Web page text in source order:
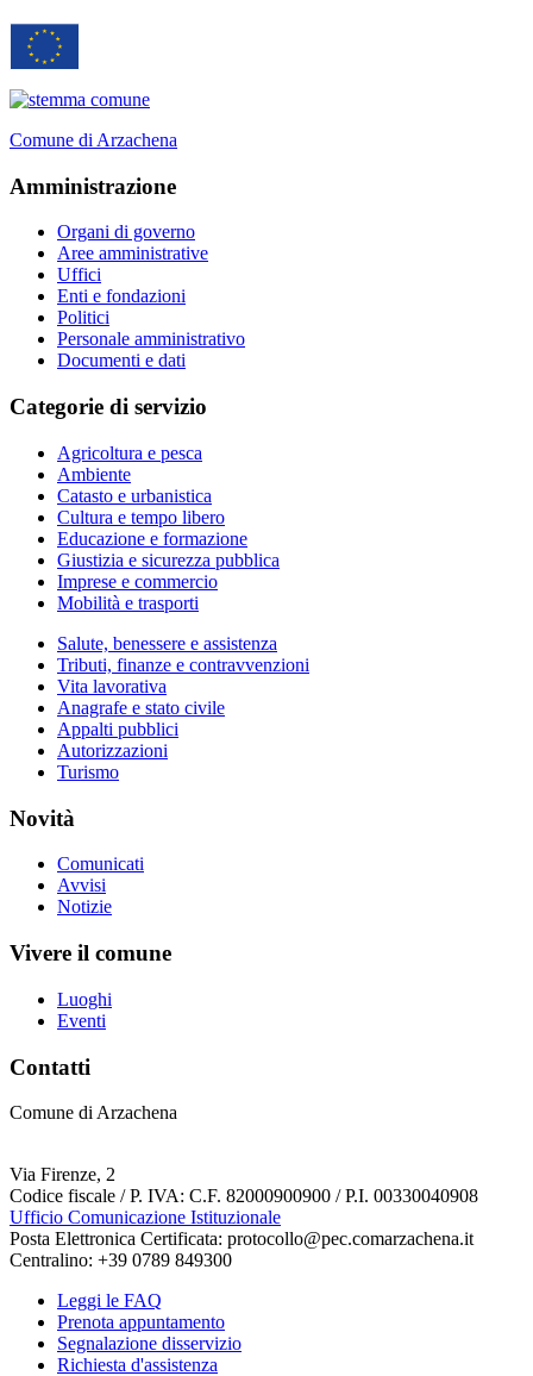
Comune di Arzachena
Amministrazione
Organi di governo
Aree amministrative
Uffici
Enti e fondazioni
Politici
Personale amministrativo
Documenti e dati
Categorie di servizio
Agricoltura e pesca
Ambiente
Catasto e urbanistica
Cultura e tempo libero
Educazione e formazione
Giustizia e sicurezza pubblica
Imprese e commercio
Mobilità e trasporti
Salute, benessere e assistenza
Tributi, finanze e contravvenzioni
Vita lavorativa
Anagrafe e stato civile
Appalti pubblici
Autorizzazioni
Turismo
Novità
Comunicati
Avvisi
Notizie
Vivere il comune
Luoghi
Eventi
Contatti
Comune di Arzachena
Via Firenze, 2
Codice fiscale / P. IVA: C.F. 82000900900 / P.I. 00330040908
Ufficio Comunicazione Istituzionale
Posta Elettronica Certificata: protocollo@pec.comarzachena.it
Centralino: +39 0789 849300
Leggi le FAQ
Prenota appuntamento
Segnalazione disservizio
Richiesta d'assistenza